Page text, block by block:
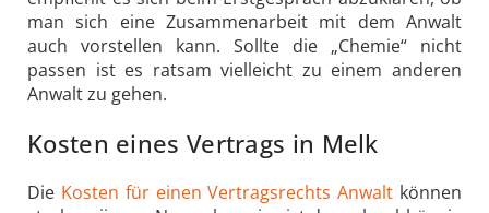
man sich eine Zusammenarbeit mit dem Anwalt
auch vorstellen kann. Sollte die „Chemie“ nicht
passen ist es ratsam vielleicht zu einem anderen
Anwalt zu gehen.
Kosten eines Vertrags in Melk
Die Kosten für einen Vertragsrechts Anwalt können